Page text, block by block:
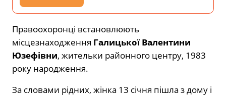
Правоохоронці встановлюють
місцезнаходження Галицької Валентини
Юзефівни, жительки районного центру, 1983
року народження.
За словами рідних, жінка 13 січня пішла з дому і